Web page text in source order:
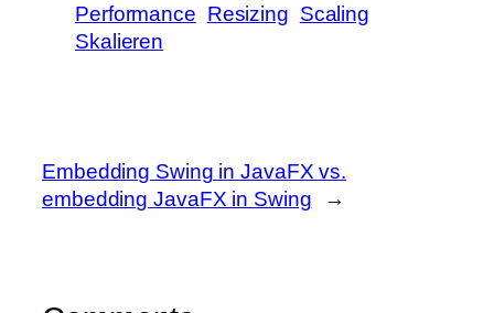
Performance Resizing Scaling
Skalieren
Embedding Swing in JavaFX vs.
embedding JavaFX in Swing
→